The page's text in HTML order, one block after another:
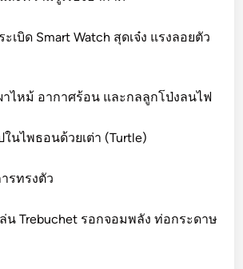
เบิด Smart Watch สุดเจ๋ง แรงลอยตัว
ผาไหม้ อากาศร้อน และกลลูกโป่งลนไฟ
นไพธอนด้วยเต่า (Turtle)
รทรงตัว
น Trebuchet รอกจอมพลัง ท่อกระดาษ